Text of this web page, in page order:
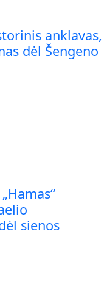
anklavas,
dėl Šengeno
sienos